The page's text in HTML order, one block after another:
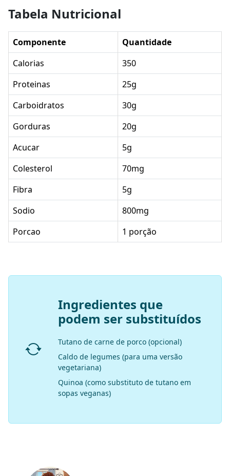
Tabela Nutricional
Componente
Quantidade
Calorias
350
Proteinas
25g
Carboidratos
30g
Gorduras
20g
Acucar
5g
Colesterol
70mg
Fibra
5g
Sodio
800mg
Porcao
1 porção
Ingredientes que
podem ser substituídos
Tutano de carne de porco (opcional)
Caldo de legumes (para uma versão
vegetariana)
Quinoa (como substituto de tutano em
sopas veganas)